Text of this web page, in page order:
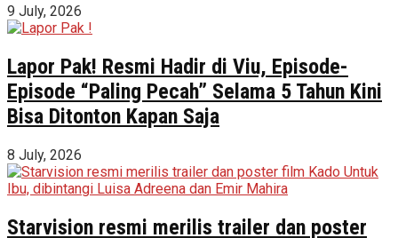
9 July, 2026
Lapor Pak! Resmi Hadir di Viu, Episode-
Episode “Paling Pecah” Selama 5 Tahun Kini
Bisa Ditonton Kapan Saja
8 July, 2026
Starvision resmi merilis trailer dan poster